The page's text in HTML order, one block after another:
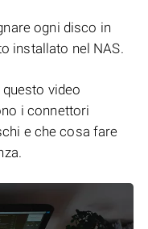
ogni disco in
installato nel NAS.
video
i connettori
e che cosa fare